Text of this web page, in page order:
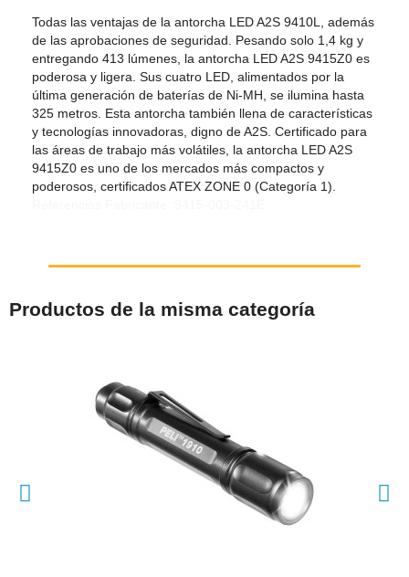
Todas las ventajas de la antorcha LED A2S 9410L, además
de las aprobaciones de seguridad. Pesando solo 1,4 kg y
entregando 413 lúmenes, la antorcha LED A2S 9415Z0 es
poderosa y ligera. Sus cuatro LED, alimentados por la
última generación de baterías de Ni-MH, se ilumina hasta
325 metros. Esta antorcha también llena de características
y tecnologías innovadoras, digno de A2S. Certificado para
las áreas de trabajo más volátiles, la antorcha LED A2S
9415Z0 es uno de los mercados más compactos y
poderosos, certificados ATEX ZONE 0 (Categoría 1).
Productos de la misma categoría